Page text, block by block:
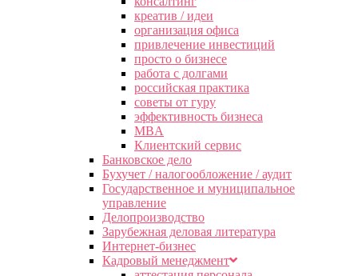
креатив / идеи
организация офиса
привлечение инвестиций
просто о бизнесе
работа с долгами
российская практика
советы от гуру
эффективность бизнеса
MBA
Клиентский сервис
Банковское дело
Бухучет / налогообложение / аудит
Государственное и муниципальное
управление
Делопроизводство
Зарубежная деловая литература
Интернет-бизнес
Кадровый менеджмент